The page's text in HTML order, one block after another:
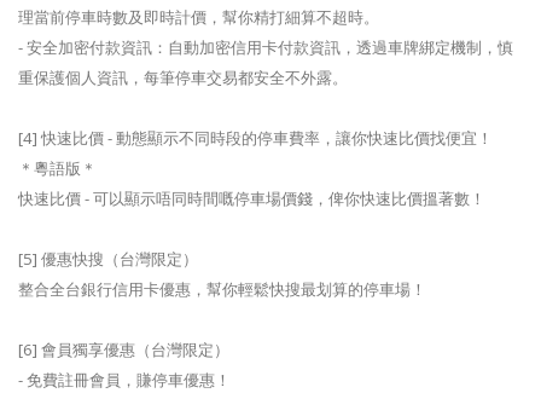
理當前停車時數及即時計價，幫你精打細算不超時。
- 安全加密付款資訊：自動加密信用卡付款資訊，透過車牌綁定機制，慎
重保護個人資訊，每筆停車交易都安全不外露。
[4] 快速比價 - 動態顯示不同時段的停車費率，讓你快速比價找便宜！
＊粵語版＊
快速比價 - 可以顯示唔同時間嘅停車場價錢，俾你快速比價搵著數！
[5] 優惠快搜（台灣限定）
整合全台銀行信用卡優惠，幫你輕鬆快搜最划算的停車場！
[6] 會員獨享優惠（台灣限定）
- 免費註冊會員，賺停車優惠！